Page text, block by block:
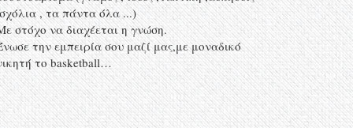
, τα πάντα όλα ...)
στόχο να διαχέεται η γνώση.
την εμπειρία σου μαζί μας,με μοναδικό
το basketball…